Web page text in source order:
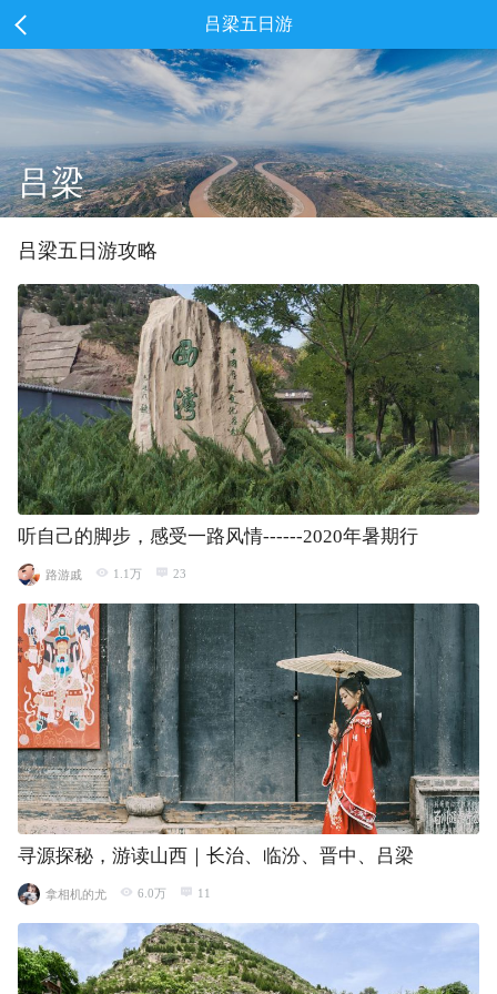
吕梁五日游
吕梁
吕梁五 日游攻略
听自己的脚步，感受一路风情------2020年暑期行
路游戚 1.1万 23
寻源探秘，游读山西｜长治、临汾、晋中、吕梁
拿相机的尤 6.0万 11